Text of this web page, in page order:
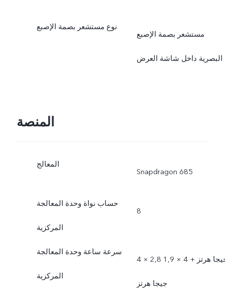
نوع مستشعر بصمة الإصبع
مستشعر بصمة الإصبع
البصرية داخل شاشة العرض
المنصة
المعالج
Snapdragon 685
حساب نواة وحدة المعالجة
المركزية
8
سرعة ساعة وحدة المعالجة
المركزية
4 × 2,8 جيجا هرتز + 4 × 1,9
جيجا هرتز